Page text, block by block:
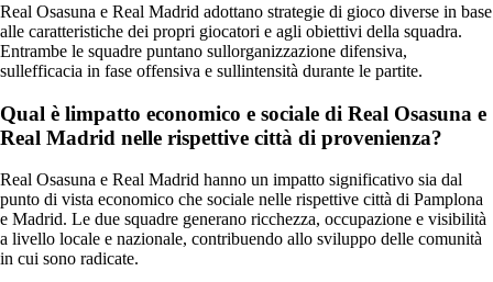
Real Osasuna e Real Madrid adottano strategie di gioco diverse in base
alle caratteristiche dei propri giocatori e agli obiettivi della squadra.
Entrambe le squadre puntano sullorganizzazione difensiva,
sullefficacia in fase offensiva e sullintensità durante le partite.
Qual è limpatto economico e sociale di Real Osasuna e
Real Madrid nelle rispettive città di provenienza?
Real Osasuna e Real Madrid hanno un impatto significativo sia dal
punto di vista economico che sociale nelle rispettive città di Pamplona
e Madrid. Le due squadre generano ricchezza, occupazione e visibilità
a livello locale e nazionale, contribuendo allo sviluppo delle comunità
in cui sono radicate.